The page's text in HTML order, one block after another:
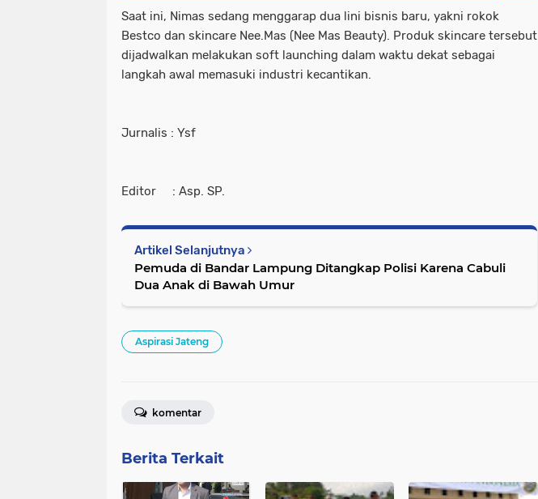
Saat ini, Nimas sedang menggarap dua lini bisnis baru, yakni rokok
Bestco dan skincare Nee.Mas (Nee Mas Beauty). Produk skincare tersebut
dijadwalkan melakukan soft launching dalam waktu dekat sebagai
langkah awal memasuki industri kecantikan.
Jurnalis : Ysf
Editor : Asp. SP.
Artikel Selanjutnya
Pemuda di Bandar Lampung Ditangkap Polisi Karena Cabuli
Dua Anak di Bawah Umur
Aspirasi Jateng
komentar
Berita Terkait